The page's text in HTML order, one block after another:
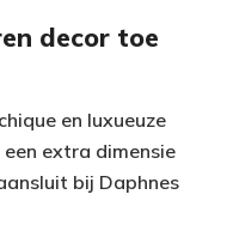
decor toe
en luxueuze
extra dimensie
bij Daphnes